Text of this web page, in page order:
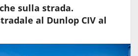
sulla strada.
al Dunlop CIV al